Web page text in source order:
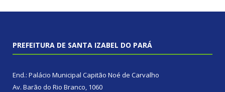
PREFEITURA DE SANTA IZABEL DO PARÁ
End.: Palácio Municipal Capitão Noé de Carvalho
Av. Barão do Rio Branco, 1060